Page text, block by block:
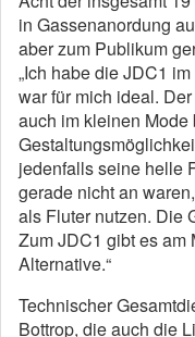
in Gassenanordung
aber zum Publikum
„Ich habe die JDC1
war für mich ideal.
auch im kleinen
jedenfalls seine helle
gerade nicht an
als Fluter nutzen. Die
Zum JDC1 gibt es am
Alternative.“
Technischer
Bottrop, die auch die